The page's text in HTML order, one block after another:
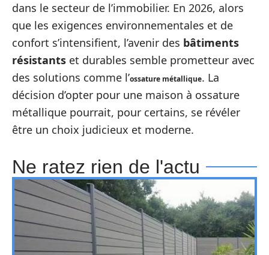
dans le secteur de l’immobilier. En 2026, alors
que les exigences environnementales et de
confort s’intensifient, l’avenir des bâtiments
résistants et durables semble prometteur avec
des solutions comme l’ossature métallique. La
décision d’opter pour une maison à ossature
métallique pourrait, pour certains, se révéler
être un choix judicieux et moderne.
Ne ratez rien de l'actu